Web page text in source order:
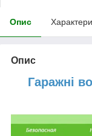
Опис
Опис
Гаражні